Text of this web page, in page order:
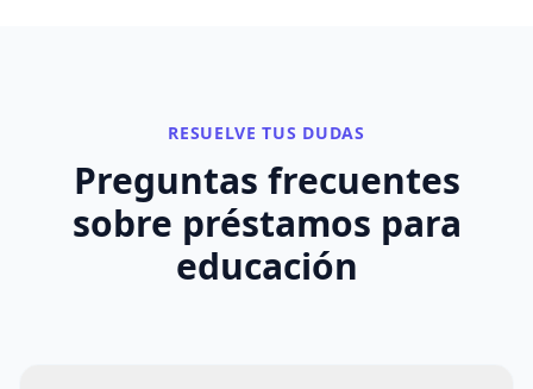
RESUELVE TUS DUDAS
Preguntas frecuentes
sobre préstamos para
educación